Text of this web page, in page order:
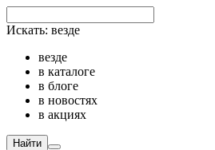
Искать: везде
везде
в каталоге
в блоге
в новостях
в акциях
Найти